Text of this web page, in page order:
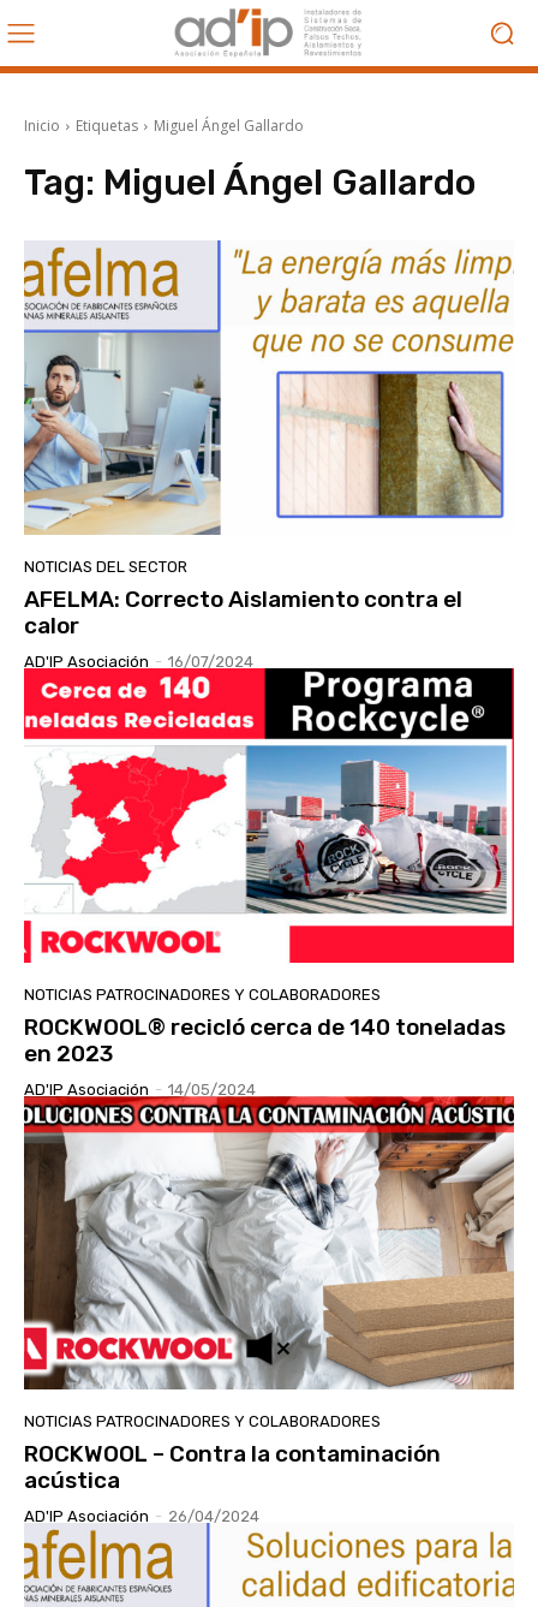
Inicio Etiquetas Miguel Ángel Gallardo
Tag: Miguel Ángel Gallardo
NOTICIAS DEL SECTOR
AFELMA: Correcto Aislamiento contra el
calor
AD'IP Asociación - 16/07/2024
NOTICIAS PATROCINADORES Y COLABORADORES
ROCKWOOL® recicló cerca de 140 toneladas
en 2023
AD'IP Asociación - 14/05/2024
NOTICIAS PATROCINADORES Y COLABORADORES
ROCKWOOL – Contra la contaminación
acústica
AD'IP Asociación - 26/04/2024